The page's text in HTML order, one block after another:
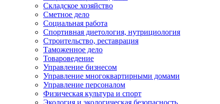
Складское хозяйство
Сметное дело
Социальная работа
Спортивная диетология, нутрициология
Строительство, реставрация
Таможенное дело
Товароведение
Управление бизнесом
Управление многоквартирными домами
Управление персоналом
Физическая культура и спорт
Экология и экологическая безопасность